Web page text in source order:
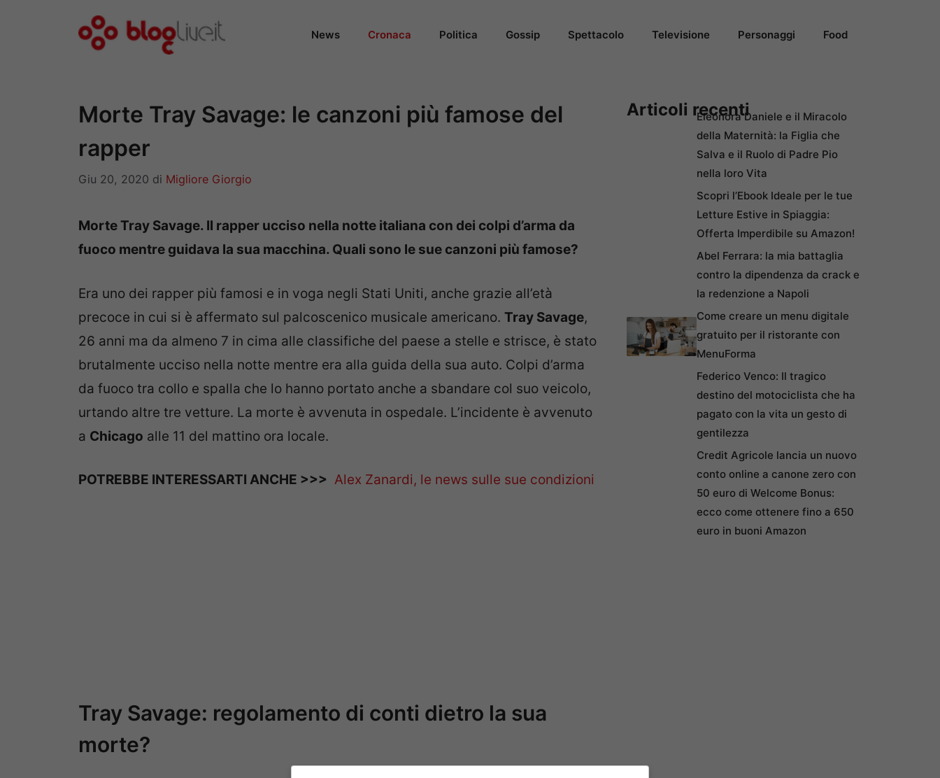
News Cronaca Politica Gossip Spettacolo Televisione Personaggi Food
Morte Tray Savage: le canzoni più famose del
rapper
Giu 20, 2020 di Migliore Giorgio
Morte Tray Savage. Il rapper ucciso nella notte italiana con dei colpi d’arma da
fuoco mentre guidava la sua macchina. Quali sono le sue canzoni più famose?
Era uno dei rapper più famosi e in voga negli Stati Uniti, anche grazie all’età
precoce in cui si è affermato sul palcoscenico musicale americano. Tray Savage,
26 anni ma da almeno 7 in cima alle classifiche del paese a stelle e strisce, è stato
brutalmente ucciso nella notte mentre era alla guida della sua auto. Colpi d’arma
da fuoco tra collo e spalla che lo hanno portato anche a sbandare col suo veicolo,
urtando altre tre vetture. La morte è avvenuta in ospedale. L’incidente è avvenuto
a Chicago alle 11 del mattino ora locale.
POTREBBE INTERESSARTI ANCHE >>> Alex Zanardi, le news sulle sue condizioni
Tray Savage: regolamento di conti dietro la sua
morte?
Articoli recentiEleonora Daniele e il Miracolo
della Maternità: la Figlia che
Salva e il Ruolo di Padre Pio
nella loro Vita
Scopri l’Ebook Ideale per le tue
Letture Estive in Spiaggia:
Offerta Imperdibile su Amazon!
Abel Ferrara: la mia battaglia
contro la dipendenza da crack e
la redenzione a Napoli
Come creare un menu digitale
gratuito per il ristorante con
MenuForma
Federico Venco: Il tragico
destino del motociclista che ha
pagato con la vita un gesto di
gentilezza
Credit Agricole lancia un nuovo
conto online a canone zero con
50 euro di Welcome Bonus:
ecco come ottenere fino a 650
euro in buoni Amazon